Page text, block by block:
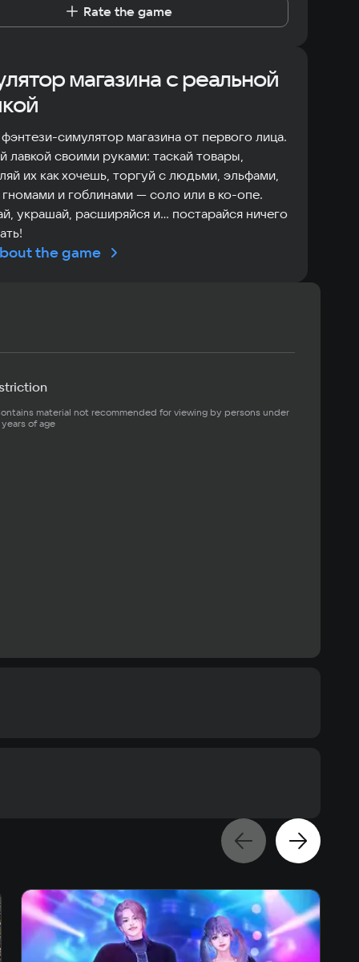
Rate the game
магазина с реальной
симулятор магазина от первого лица.
лавкой своими руками: таскай товары,
их как хочешь, торгуй с людьми, эльфами,
и гоблинами — соло или в ко-опе.
украшай, расширяйся и... постарайся ничего
the game
material not recommended for viewing by persons under
of age
Voiceover